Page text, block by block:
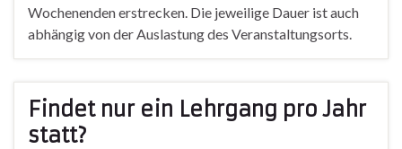
Wochenenden erstrecken. Die jeweilige Dauer ist auch
abhängig von der Auslastung des Veranstaltungsorts.
Findet nur ein Lehrgang pro Jahr
statt?